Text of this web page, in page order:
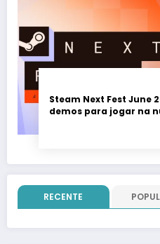
Steam Next Fest June
demos para jogar na
RECENTE